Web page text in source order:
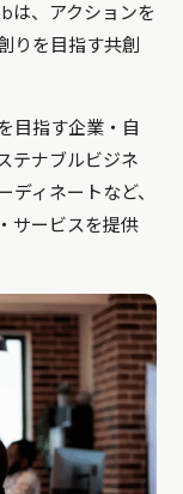
は、アクションを
りを目指す共創
目指す企業・自
テナブルビジネ
ィネートなど、
サービスを提供